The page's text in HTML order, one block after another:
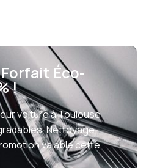
Éco-
!
voiture à Toulouse
Nettoyage
valable cette